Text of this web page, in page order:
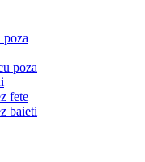
poza
poza
fete
baieti